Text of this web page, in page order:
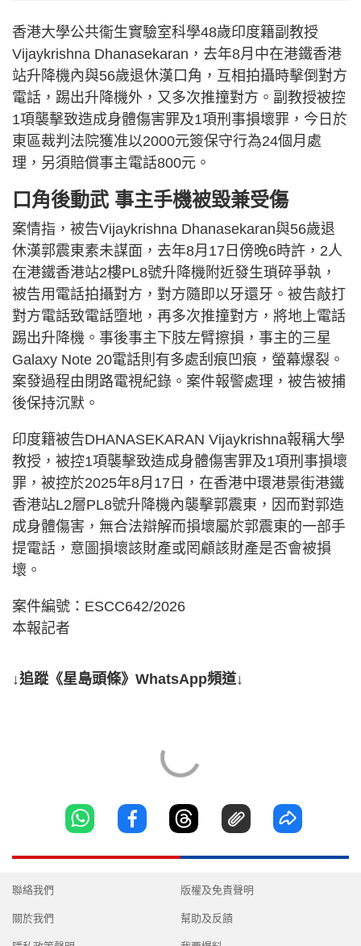
香港大學公共衞生實驗室科學48歲印度籍副教授
Vijaykrishna Dhanasekaran，去年8月中在港鐵香港
站升降機內與56歲退休漢口角，互相拍攝時擊倒對方
電話，踢出升降機外，又多次推撞對方。副教授被控
1項襲擊致造成身體傷害罪及1項刑事損壞罪，今日於
東區裁判法院獲准以2000元簽保守行為24個月處
理，另須賠償事主電話800元。
口角後動武 事主手機被毀兼受傷
案情指，被告Vijaykrishna Dhanasekaran與56歲退
休漢郭震東素未謀面，去年8月17日傍晚6時許，2人
在港鐵香港站2樓PL8號升降機附近發生瑣碎爭執，
被告用電話拍攝對方，對方隨即以牙還牙。被告敲打
對方電話致電話墮地，再多次推撞對方，將地上電話
踢出升降機。事後事主下肢左臂擦損，事主的三星
Galaxy Note 20電話則有多處刮痕凹痕，螢幕爆裂。
案發過程由閉路電視紀錄。案件報警處理，被告被捕
後保持沉默。
印度籍被告DHANASEKARAN Vijaykrishna報稱大學
教授，被控1項襲擊致造成身體傷害罪及1項刑事損壞
罪，被控於2025年8月17日，在香港中環港景街港鐵
香港站L2層PL8號升降機內襲擊郭震東，因而對郭造
成身體傷害，無合法辯解而損壞屬於郭震東的一部手
提電話，意圖損壞該財產或罔顧該財產是否會被損
壞。
案件編號：ESCC642/2026
本報記者
↓追蹤《星島頭條》WhatsApp頻道↓
聯絡我們
關於我們
版權及免責聲明
幫助及反饋